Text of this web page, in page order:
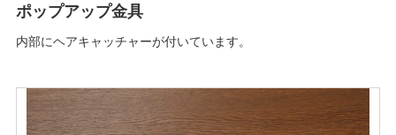
ポップアップ金具
内部にヘアキャッチャーが付いています。